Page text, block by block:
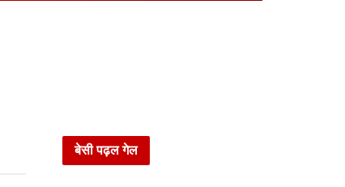
बेसी पढ़ल गेल